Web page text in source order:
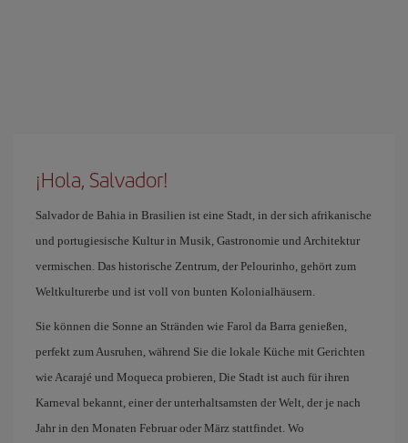
¡Hola, Salvador!
Salvador de Bahia in Brasilien ist eine Stadt, in der sich afrikanische
und portugiesische Kultur in Musik, Gastronomie und Architektur
vermischen. Das historische Zentrum, der Pelourinho, gehört zum
Weltkulturerbe und ist voll von bunten Kolonialhäusern.
Sie können die Sonne an Stränden wie Farol da Barra genießen,
perfekt zum Ausruhen, während Sie die lokale Küche mit Gerichten
wie Acarajé und Moqueca probieren, Die Stadt ist auch für ihren
Karneval bekannt, einer der unterhaltsamsten der Welt, der je nach
Jahr in den Monaten Februar oder März stattfindet. Wo